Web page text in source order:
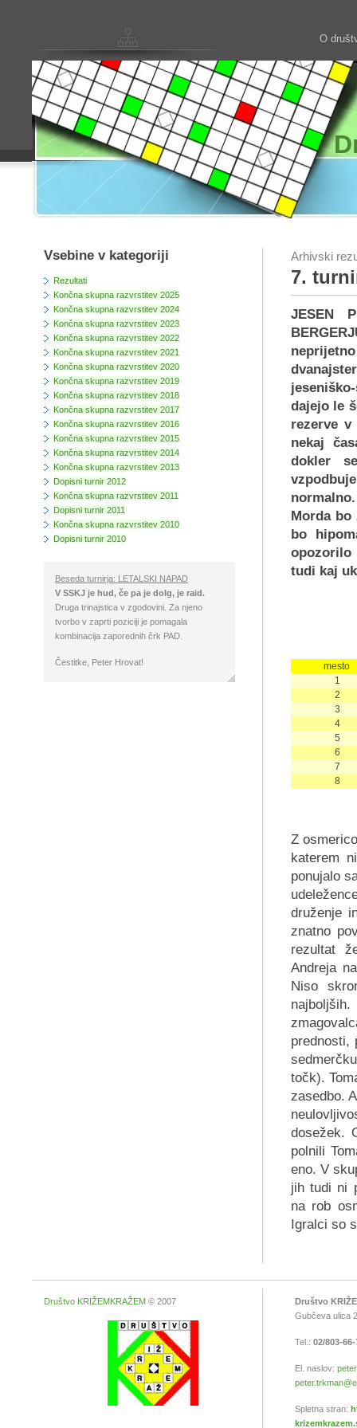
O
Vsebine v kategoriji
Rezultati
Končna skupna razvrstitev 2025
Končna skupna razvrstitev 2024
Končna skupna razvrstitev 2023
Končna skupna razvrstitev 2022
Končna skupna razvrstitev 2021
Končna skupna razvrstitev 2020
Končna skupna razvrstitev 2019
Končna skupna razvrstitev 2018
Končna skupna razvrstitev 2017
Končna skupna razvrstitev 2016
Končna skupna razvrstitev 2015
Končna skupna razvrstitev 2014
Končna skupna razvrstitev 2013
Dopisni turnir 2012
Končna skupna razvrstitev 2011
Dopisni turnir 2011
Končna skupna razvrstitev 2010
Dopisni turnir 2010
Beseda turnirja: LETALSKI NAPAD
V SSKJ je hud, če pa je dolg, je raid.
Druga trinajstica v zgodovini. Za njeno
tvorbo v zaprti poziciji je pomagala
kombinacija zaporednih črk PAD.
Čestitke, Peter Hrovat!
Arhivski
7.
JESEN
dajejo le
rezerve
nekaj
dokler
Morda
bo
opozorilo
tudi kaj
mesto
1
2
3
4
5
6
7
8
Z
katerem
ponujalo
druženje
znatno
rezultat
Andreja
Niso
prednosti,
točk).
zasedbo.
dosežek.
polnili
eno. V
jih tudi ni
na rob
Igralci so
Društvo KRIŽEMKRAŽEM © 2007
Društvo
Gubčeva ulica
Tel.: 02/803-
El. naslov:
Spletna stran: